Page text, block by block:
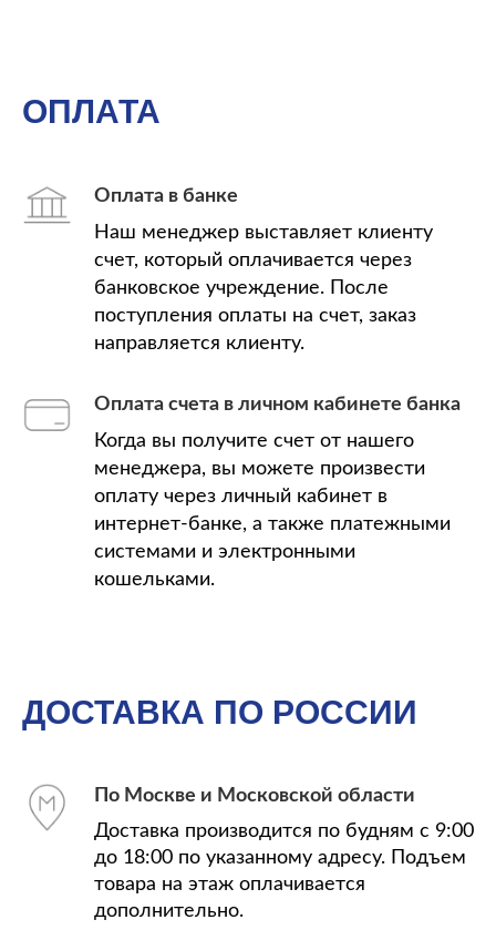
ОПЛАТА
Оплата в банке
Наш менеджер выставляет клиенту
счет, который оплачивается через
банковское учреждение. После
поступления оплаты на счет, заказ
направляется клиенту.
Оплата счета в личном кабинете банка
Когда вы получите счет от нашего
менеджера, вы можете произвести
оплату через личный кабинет в
интернет-банке, а также платежными
системами и электронными
кошельками.
ДОСТАВКА ПО РОССИИ
По Москве и Московской области
Доставка производится по будням с 9:00
до 18:00 по указанному адресу. Подъем
товара на этаж оплачивается
дополнительно.